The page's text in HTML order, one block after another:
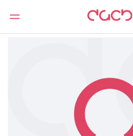
DAC Beachcroft Notre Équipe